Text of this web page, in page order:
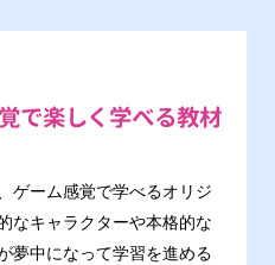
で楽しく学べる教材
ゲーム感覚で学べるオリジ
なキャラクターや本格的な
夢中になって学習を進める